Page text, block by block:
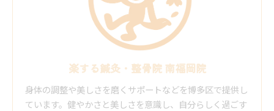
楽する鍼灸・整骨院 南福岡院
身体の調整や美しさを磨くサポートなどを博多区で提供し
ています。健やかさと美しさを意識し、自分らしく過ごす